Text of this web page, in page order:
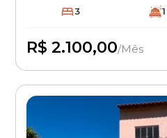
Localização
3 1
R$ 2.100,00/Mês